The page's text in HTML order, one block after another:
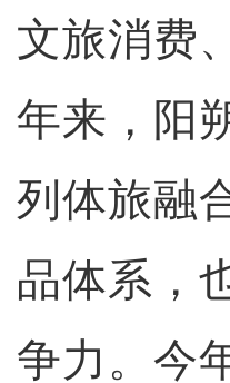
文旅消费
年来，阳
列体旅融
品体系，
争力。今